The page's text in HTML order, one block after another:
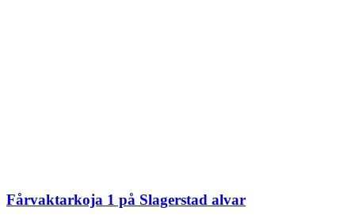
Fårvaktarkoja 1 på Slagerstad alvar